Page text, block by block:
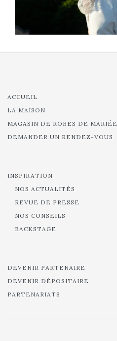
ACCUEIL
LA MAISON
MAGASIN DE ROBES DE MARIÉE
DEMANDER UN RENDEZ-VOUS
INSPIRATION
NOS ACTUALITÉS
REVUE DE PRESSE
NOS CONSEILS
BACKSTAGE
DEVENIR PARTENAIRE
DEVENIR DÉPOSITAIRE
PARTENARIATS